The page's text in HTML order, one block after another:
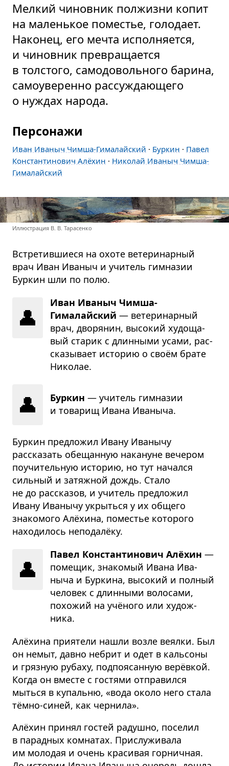
Мелкий чиновник полжизни копит
на маленькое поместье, голодает.
Наконец, его мечта исполняется,
и чиновник превращается
в толстого, самодовольного барина,
самоуверенно рассуждающего
о нуждах народа.
Персонажи
Иван Иваныч Чимша-Гималайский · Буркин · Павел
Константинович Алёхин · Николай Иваныч Чимша-
Гималайский
Иллюстрация В. В. Тарасенко
Встретившиеся на охоте ветеринарный
врач Иван Иваныч и учитель гимназии
Буркин шли по полю.
👤
Иван Иваныч Чимша-
Гималайский — вете­ри­нар­ный
врач, дво­ря­нин, высо­кий худо­ща­
вый ста­рик с длин­ными усами, рас­
ска­зы­вает исто­рию о своём брате
Нико­лае.
👤 Буркин — учи­тель гим­на­зии
и това­рищ Ивана Ива­ныча.
Буркин предложил Ивану Иванычу
рассказать обещанную накануне вечером
поучительную историю, но тут начался
сильный и затяжной дождь. Стало
не до рассказов, и учитель предложил
Ивану Иванычу укрыться у их общего
знакомого Алёхина, поместье которого
находилось неподалёку.
👤
Павел Константинович Алёхин —
поме­щик, зна­ко­мый Ивана Ива­
ныча и Бур­кина, высо­кий и пол­ный
чело­век с длин­ными воло­сами,
похо­жий на учёного или худож­
ника.
Алёхина приятели нашли возле веялки. Был
он немыт, давно небрит и одет в кальсоны
и грязную рубаху, подпоясанную верёвкой.
Когда он вместе с гостями отправился
мыться в купальню, «вода около него стала
тёмно-синей, как чернила».
Алёхин принял гостей радушно, поселил
в парадных комнатах. Прислуживала
им молодая и очень красивая горничная.